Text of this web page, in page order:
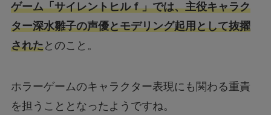
ゲーム「サイレントヒルｆ」では、主役キャラク
ター深水雛子の声優とモデリング起用として抜擢
されたとのこと。
ホラーゲームのキャラクター表現にも関わる重責
を担うこととなったようですね。